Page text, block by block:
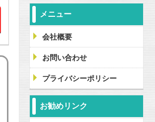
メニュー
会社概要
お問い合わせ
プライバシーポリシー
お勧めリンク